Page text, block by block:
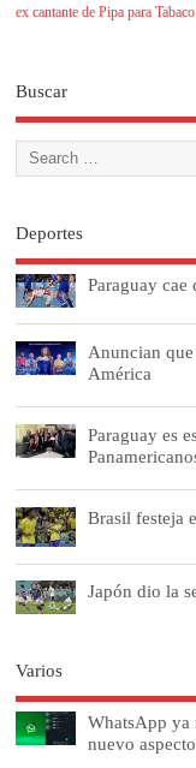
ex cantante de Pipa para Tabaco
Buscar
Deportes
Paraguay
Anuncian
América
Paraguay es
Brasil festeja
Japón dio la
Varios
WhatsApp ya
nuevo aspecto